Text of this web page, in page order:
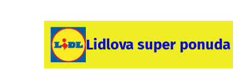
Lidlova super ponuda